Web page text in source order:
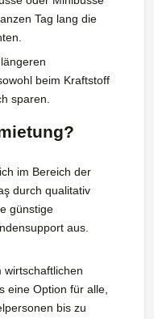
Tag lang die
beim Kraftstoff
sparen.
im Bereich der
durch qualitativ
günstige
aus.
wirtschaftlichen
eine Option für alle,
bis zu